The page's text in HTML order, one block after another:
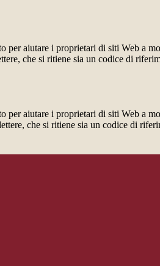
aiutare i proprietari di siti Web a
che si ritiene sia un codice di
aiutare i proprietari di siti Web a
che si ritiene sia un codice di